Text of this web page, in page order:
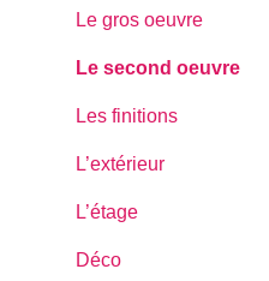
Le gros oeuvre
Le second oeuvre
Les finitions
L’extérieur
L’étage
Déco